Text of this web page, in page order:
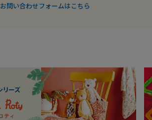
お問い合わせフォームはこちら